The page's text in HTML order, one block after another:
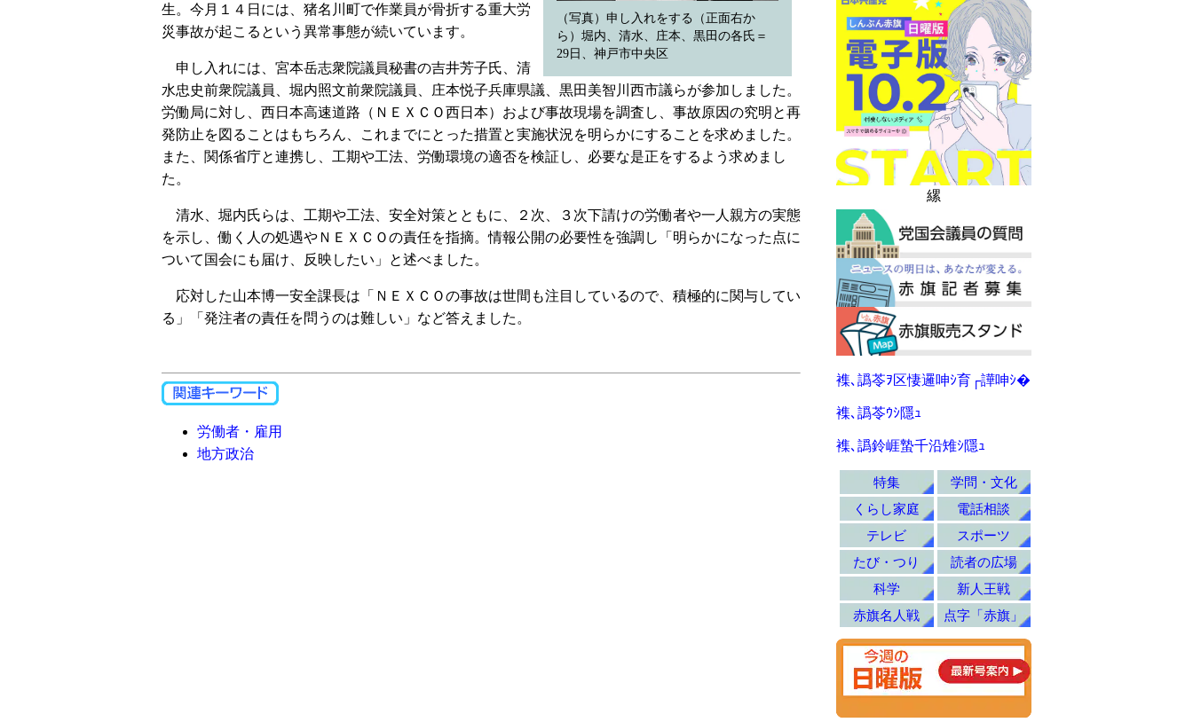
（写真）申し入れをする（正面右か
ら）堀内、清水、庄本、黒田の各氏＝
29日、神戸市中央区
生。今月１４日には、猪名川町で作業員が骨折する重大労
災事故が起こるという異常事態が続いています。
申し入れには、宮本岳志衆院議員秘書の吉井芳子氏、清
水忠史前衆院議員、堀内照文前衆院議員、庄本悦子兵庫県議、黒田美智川西市議らが参加しました。
労働局に対し、西日本高速道路（ＮＥＸＣＯ西日本）および事故現場を調査し、事故原因の究明と再
発防止を図ることはもちろん、これまでにとった措置と実施状況を明らかにすることを求めました。
また、関係省庁と連携し、工期や工法、労働環境の適否を検証し、必要な是正をするよう求めまし
た。
清水、堀内氏らは、工期や工法、安全対策とともに、２次、３次下請けの労働者や一人親方の実態
を示し、働く人の処遇やＮＥＸＣＯの責任を指摘。情報公開の必要性を強調し「明らかになった点に
ついて国会にも届け、反映したい」と述べました。
応対した山本博一安全課長は「ＮＥＸＣＯの事故は世間も注目しているので、積極的に関与してい
る」「発注者の責任を問うのは難しい」など答えました。
労働者・雇用
地方政治
縲
襍､譌苓ｦ区悽邏呻ｼ育┌譁呻ｼ�
襍､譌苓ｳｼ隱ｭ
襍､譌鈴崕蟄千沿雉ｼ隱ｭ
特集
学問・文化
くらし家庭
電話相談
テレビ
スポーツ
たび・つり
読者の広場
科学
新人王戦
赤旗名人戦
点字「赤旗」